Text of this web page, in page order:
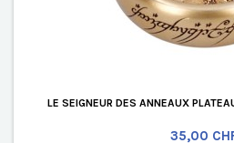
LE SEIGNEUR DES ANNEAUX
Prix
35,00